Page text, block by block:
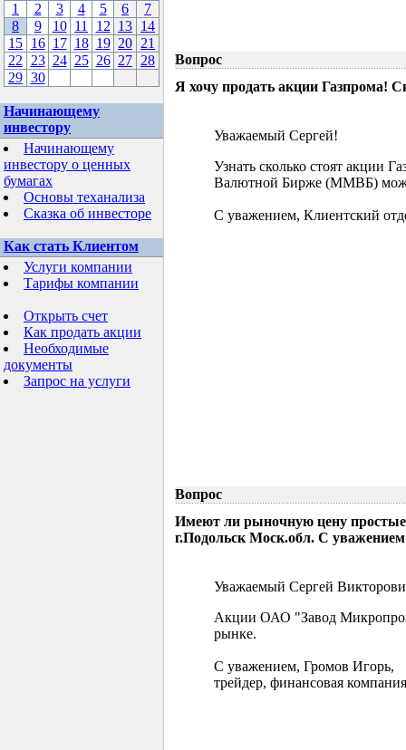
1
2 3 4 5 6
7
8
9 10 11 12 13 14
15 16 17 18 19 20 21
22
23 24 25 26 27 28
29 30
Начинающему
инвестору
Начинающему
инвестору о ценных
бумагах
Основы теханализа
Сказка об инвесторе
Как стать Клиентом
Услуги компании
Тарифы компании
Открыть счет
Как продать акции
Необходимые
документы
Запрос на услуги
Вопрос
Я хочу продать акции Газпрома!
Уважаемый Сергей!
Узнать сколько стоят акции
Валютной Бирже (ММВБ)
С уважением, Клиентский
Вопрос
Имеют ли рыночную цену
г.Подольск Моск.обл. С
Уважаемый Сергей
Акции ОАО "Завод
рынке.
С уважением, Громов Игорь,
трейдер, финансовая